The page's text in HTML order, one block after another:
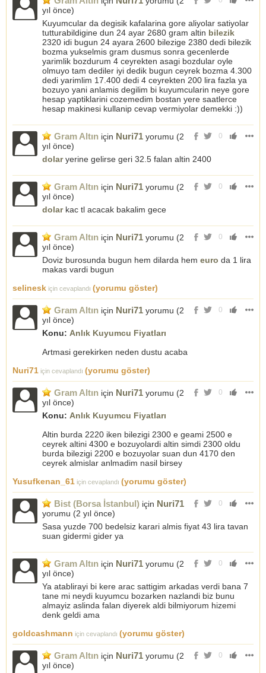
yıl önce)
Kuyumcular da degisik kafalarina gore aliyolar satiyolar
tutturabildigine dun 24 ayar 2680 gram altin bilezik
2320 idi bugun 24 ayara 2600 bilezige 2380 dedi bilezik
bozma yukselmis gram dusmus sonra gecenlerde
yarimlik bozdurum 4 ceyrekten asagi bozdular oyle
olmuyo tam dediler iyi dedik bugun ceyrek bozma 4.300
dedi yarimlim 17.400 dedi 4 ceyrekten 200 lira fazla ya
bozuyo yani anlamis degilim bi kuyumcularin neye gore
hesap yaptiklarini cozemedim bostan yere saatlerce
hesap makinesi kullanip cevap vermiyolar demekki :))
0
Gram Altın için Nuri71 yorumu (2
yıl önce)
dolaryerine gelirse geri 32.5 falan altin 2400
0
Gram Altın için Nuri71 yorumu (2
yıl önce)
dolarkac tl acacak bakalim gece
0
Gram Altın için Nuri71 yorumu (2
yıl önce)
Doviz burosunda bugun hem dilarda hem euro da 1 lira
makas vardi bugun
selinesk için cevaplandı (yorumu göster)
0
Gram Altın için Nuri71 yorumu (2
yıl önce)
Konu: Anlık Kuyumcu Fiyatları
Artmasi gerekirken neden dustu acaba
Nuri71 için cevaplandı (yorumu göster)
0
Gram Altın için Nuri71 yorumu (2
yıl önce)
Konu: Anlık Kuyumcu Fiyatları
Altin burda 2220 iken bilezigi 2300 e geami 2500 e
ceyrek altini 4300 e bozuyolardi altin simdi 2300 oldu
burda bilezigi 2200 e bozuyolar suan dun 4170 den
ceyrek almislar anlmadim nasil birsey
Yusufkenan_61 için cevaplandı (yorumu göster)
0
Bist (Borsa İstanbul) için Nuri71
yorumu (2 yıl önce)
Sasa yuzde 700 bedelsiz karari almis fiyat 43 lira tavan
suan gidermi gider ya
0
Gram Altın için Nuri71 yorumu (2
yıl önce)
Ya atablirayi bi kere arac sattigim arkadas verdi bana 7
tane mi neydi kuyumcu bozarken nazlandi biz bunu
almayiz aslinda falan diyerek aldi bilmiyorum hizemi
denk geldi ama
goldcashmann için cevaplandı (yorumu göster)
0
Gram Altın için Nuri71 yorumu (2
yıl önce)